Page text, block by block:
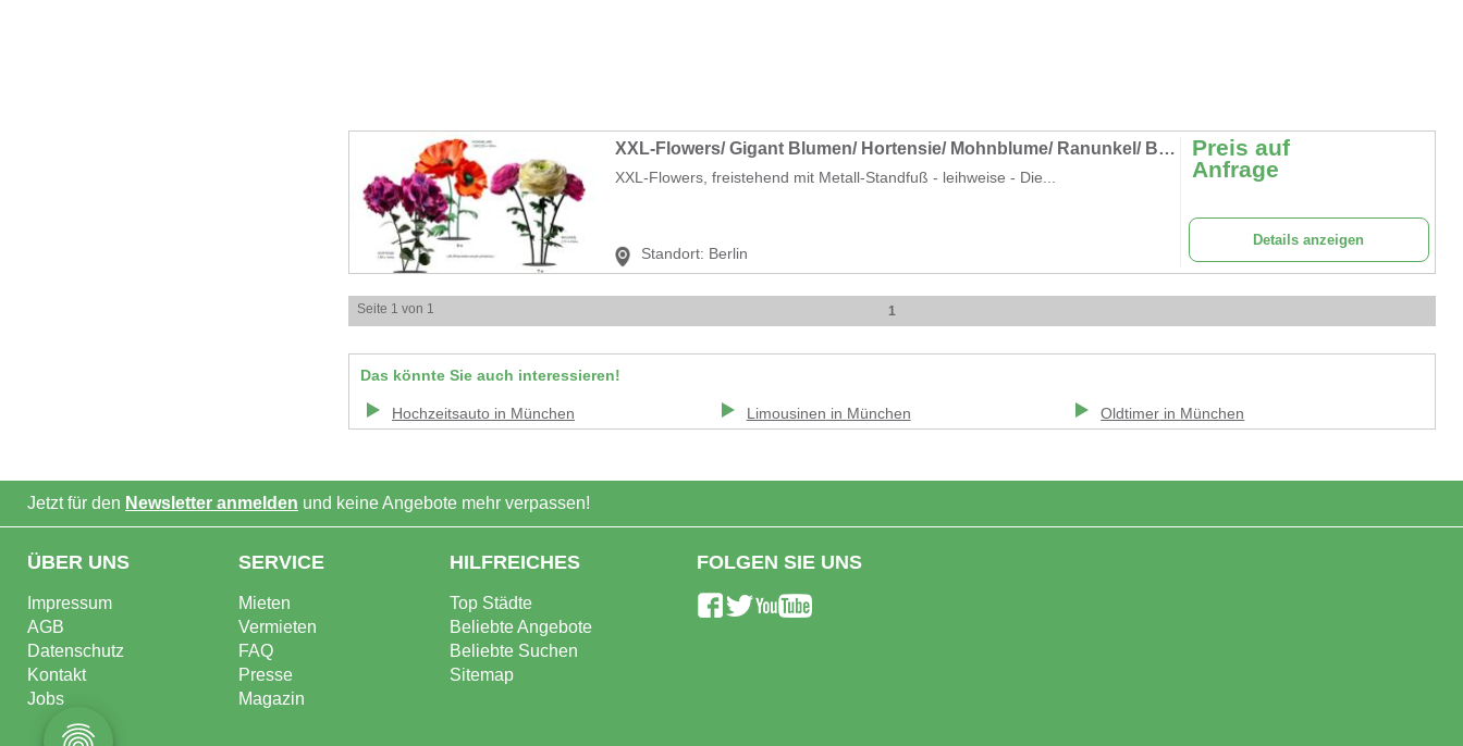
XXL-Flowers/ Gigant Blumen/ Hortensie/ Mohnblume/ Ranunkel/ Blüten aus Handarbeit
XXL-Flowers, freistehend mit Metall-Standfuß - leihweise - Die...
Standort: Berlin
Preis auf
Anfrage
Details anzeigen
Seite 1 von 1 1
Das könnte Sie auch interessieren!
Hochzeitsauto in München Limousinen in München Oldtimer in München
Jetzt für den Newsletter anmelden und keine Angebote mehr verpassen!
ÜBER UNS
Impressum
AGB
Datenschutz
Kontakt
Jobs
SERVICE
Mieten
Vermieten
FAQ
Presse
Magazin
HILFREICHES
Top Städte
Beliebte Angebote
Beliebte Suchen
Sitemap
FOLGEN SIE UNS